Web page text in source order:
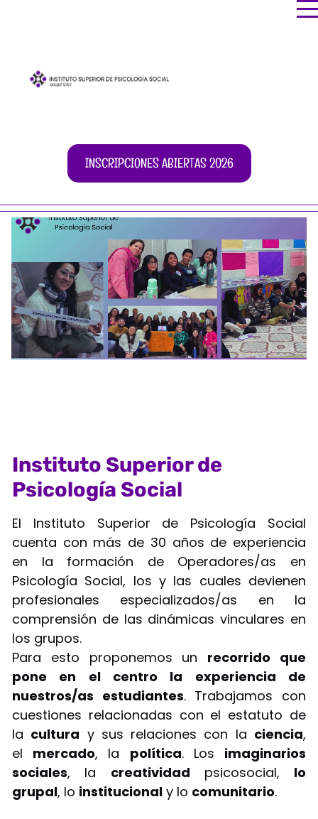
INSCRIPCIONES ABIERTAS 2026
Instituto Superior de
Psicología Social
El Instituto Superior de Psicología Social
cuenta con más de 30 años de experiencia
en la formación de Operadores/as en
Psicología Social, los y las cuales devienen
profesionales especializados/as en la
comprensión de las dinámicas vinculares en
los grupos.
Para esto proponemos un recorrido que
pone en el centro la experiencia de
nuestros/as estudiantes. Trabajamos con
cuestiones relacionadas con el estatuto de
la cultura y sus relaciones con la ciencia,
el mercado, la política. Los imaginarios
sociales, la creatividad psicosocial, lo
grupal, lo institucional y lo comunitario.